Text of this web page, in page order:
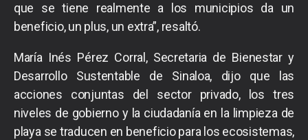
que se tiene realmente a los municipios da un
beneficio, un plus, un extra”, resaltó.
María Inés Pérez Corral, Secretaria de Bienestar y
Desarrollo Sustentable de Sinaloa, dijo que las
acciones conjuntas del sector privado, los tres
niveles de gobierno y la ciudadanía en la limpieza de
playa se traducen en beneficio para los ecosistemas,